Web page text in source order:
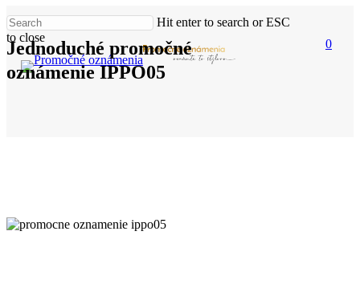
to
main
content
Hit enter to search or ESC
to close
Close
Search
0Menu
Jednoduché promočné
oznámenie IPPO05